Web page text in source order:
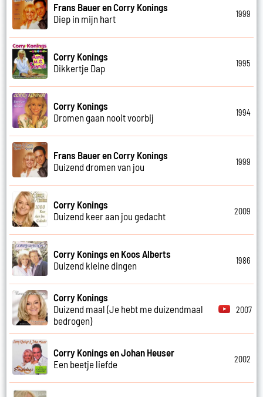
Frans Bauer en Corry Konings
Diep in mijn hart
1999
Corry Konings
Dikkertje Dap
1995
Corry Konings
Dromen gaan nooit voorbij
1994
Frans Bauer en Corry Konings
Duizend dromen van jou
1999
Corry Konings
Duizend keer aan jou gedacht
2009
Corry Konings en Koos Alberts
Duizend kleine dingen
1986
Corry Konings
Duizend maal (Je hebt me duizendmaal
bedrogen)
2007
Corry Konings en Johan Heuser
Een beetje liefde
2002